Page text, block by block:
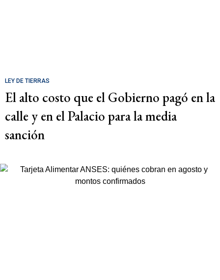
LEY DE TIERRAS
El alto costo que el Gobierno pagó en la
calle y en el Palacio para la media
sanción